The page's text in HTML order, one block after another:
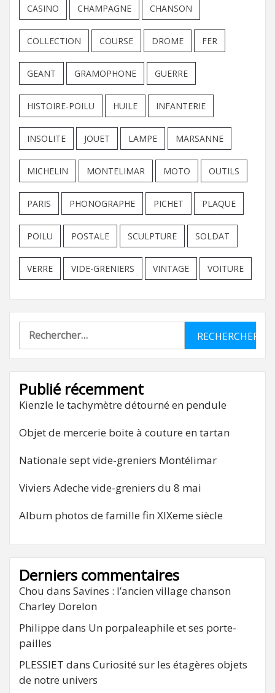
CASINO CHAMPAGNE CHANSON
COLLECTION COURSE DROME FER
GEANT GRAMOPHONE GUERRE
HISTOIRE-POILU HUILE INFANTERIE
INSOLITE JOUET LAMPE MARSANNE
MICHELIN MONTELIMAR MOTO OUTILS
PARIS PHONOGRAPHE PICHET PLAQUE
POILU POSTALE SCULPTURE SOLDAT
VERRE VIDE-GRENIERS VINTAGE VOITURE
Rechercher :
Publié récemment
Kienzle le tachymètre détourné en pendule
Objet de mercerie boite à couture en tartan
Nationale sept vide-greniers Montélimar
Viviers Adeche vide-greniers du 8 mai
Album photos de famille fin XIXeme siècle
Derniers commentaires
Chou dans Savines : l’ancien village chanson
Charley Dorelon
Philippe dans Un porpaleaphile et ses porte-
pailles
PLESSIET dans Curiosité sur les étagères objets
de notre univers